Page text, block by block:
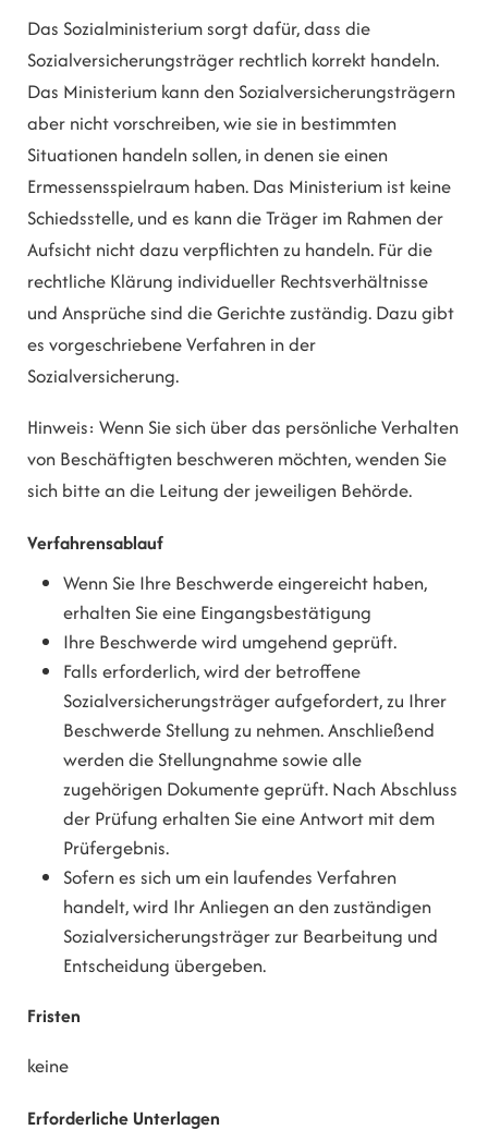
Das Sozialministerium sorgt dafür, dass die
Sozialversicherungsträger rechtlich korrekt handeln.
Das Ministerium kann den Sozialversicherungsträgern
aber nicht vorschreiben, wie sie in bestimmten
Situationen handeln sollen, in denen sie einen
Ermessensspielraum haben. Das Ministerium ist keine
Schiedsstelle, und es kann die Träger im Rahmen der
Aufsicht nicht dazu verpflichten zu handeln. Für die
rechtliche Klärung individueller Rechtsverhältnisse
und Ansprüche sind die Gerichte zuständig. Dazu gibt
es vorgeschriebene Verfahren in der
Sozialversicherung.
Hinweis: Wenn Sie sich über das persönliche Verhalten
von Beschäftigten beschweren möchten, wenden Sie
sich bitte an die Leitung der jeweiligen Behörde.
Verfahrensablauf
Wenn Sie Ihre Beschwerde eingereicht haben,
erhalten Sie eine Eingangsbestätigung
Ihre Beschwerde wird umgehend geprüft.
Falls erforderlich, wird der betroffene
Sozialversicherungsträger aufgefordert, zu Ihrer
Beschwerde Stellung zu nehmen. Anschließend
werden die Stellungnahme sowie alle
zugehörigen Dokumente geprüft. Nach Abschluss
der Prüfung erhalten Sie eine Antwort mit dem
Prüfergebnis.
Sofern es sich um ein laufendes Verfahren
handelt, wird Ihr Anliegen an den zuständigen
Sozialversicherungsträger zur Bearbeitung und
Entscheidung übergeben.
Fristen
keine
Erforderliche Unterlagen